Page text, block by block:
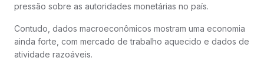
pressão sobre as autoridades monetárias no país.
Contudo, dados macroeconômicos mostram uma economia
ainda forte, com mercado de trabalho aquecido e dados de
atividade razoáveis.